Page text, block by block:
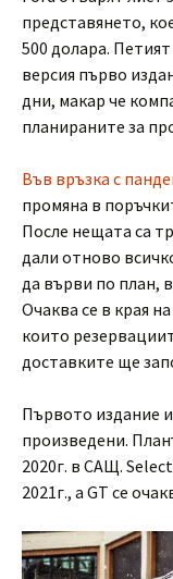
представянето,
500 долара.
версия първо
дни, макар че
планираните за
Във връзка с
промяна в
После нещата са
дали отново
да върви по план,
Очаква се в края
които
доставките ще
Първото издание
произведени.
2020г. в САЩ.
2021г., а GT се